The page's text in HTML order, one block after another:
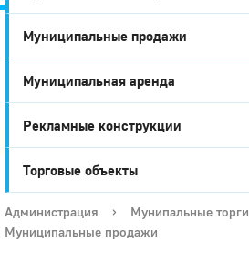
Город
Глазов
Муниципальные продажи
Муниципальная аренда
Рекламные конструкции
Торговые объекты
Администрация › Мунипальные торги
Муниципальные продажи